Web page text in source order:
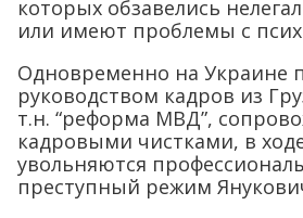
которых обзавелись
или имеют проблемы с
Одновременно на Украине
руководством кадров из
т.н. “реформа МВД”,
кадровыми чистками, в
увольняются
преступный режим